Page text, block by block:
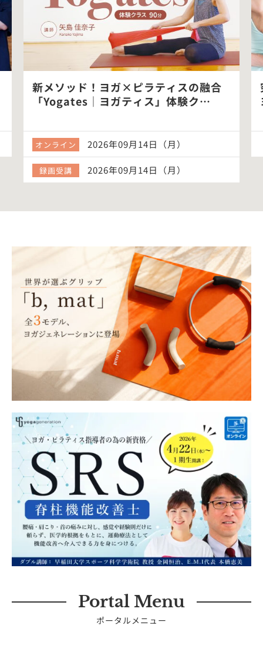
新メソッド！ヨガ×ピラティスの融合
「Yogates｜ヨガティス」体験ク…
オンライン 2026年09月14日（月）
録画受講 2026年09月14日（月）
Portal Menu
ポータルメニュー